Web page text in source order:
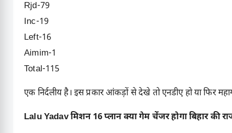
Rjd-79
Inc-19
Left-16
Aimim-1
Total-115
एक निर्दलीय है। इस प्रकार आंकड़ों से देखे तो एनडीए हो या फिर
Lalu Yadav मिशन 16 प्लान क्या गेम चेंजर होगा बिहार की